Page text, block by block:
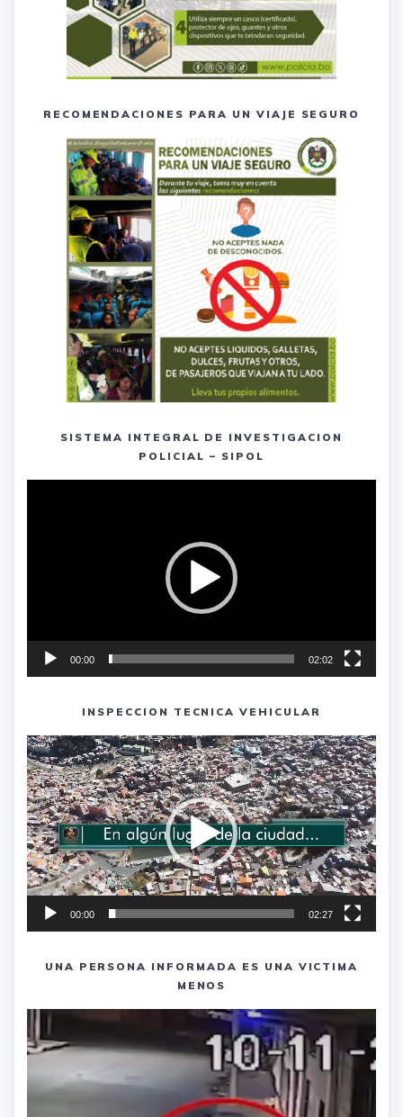
RECOMENDACIONES PARA UN VIAJE SEGURO
SISTEMA INTEGRAL DE INVESTIGACION
POLICIAL – SIPOL
00:00 02:02
INSPECCION TECNICA VEHICULAR
Reproductor
de
vídeo
00:00 02:27
UNA PERSONA INFORMADA ES UNA VICTIMA
MENOS
Reproductor
de
vídeo